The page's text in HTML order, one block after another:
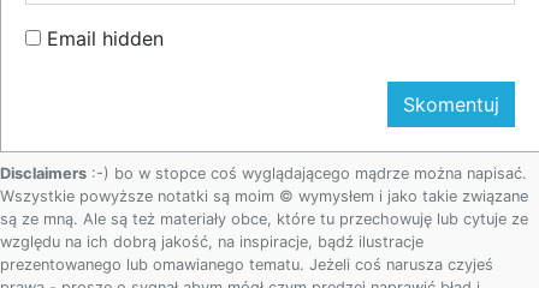
Email hidden
Disclaimers :-) bo w stopce coś wyglądającego mądrze można napisać.
Wszystkie powyższe notatki są moim © wymysłem i jako takie związane
są ze mną. Ale są też materiały obce, które tu przechowuję lub cytuje ze
względu na ich dobrą jakość, na inspiracje, bądź ilustracje
prezentowanego lub omawianego tematu. Jeżeli coś narusza czyjeś